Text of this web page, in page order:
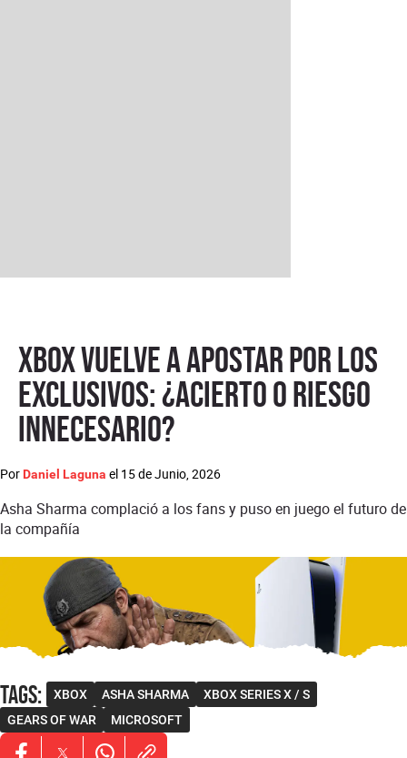
XBOX vuelve a apostar por los
exclusivos: ¿acierto o riesgo
innecesario?
Por Daniel Laguna el 15 de Junio, 2026
Asha Sharma complació a los fans y puso en juego el futuro de
la compañía
Tags: XBOX ASHA SHARMA
XBOX SERIES X / S
GEARS OF WAR
MICROSOFT